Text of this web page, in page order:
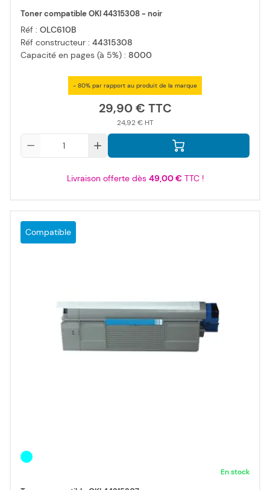
Toner compatible OKI 44315308 - noir
Réf : OLC610B
Réf constructeur : 44315308
Capacité en pages (à 5%) : 8000
- 80% par rapport au produit de la marque
29,90 €
24,92 €
Livraison offerte dès 49,00 €TTC !
Compatible
En stock